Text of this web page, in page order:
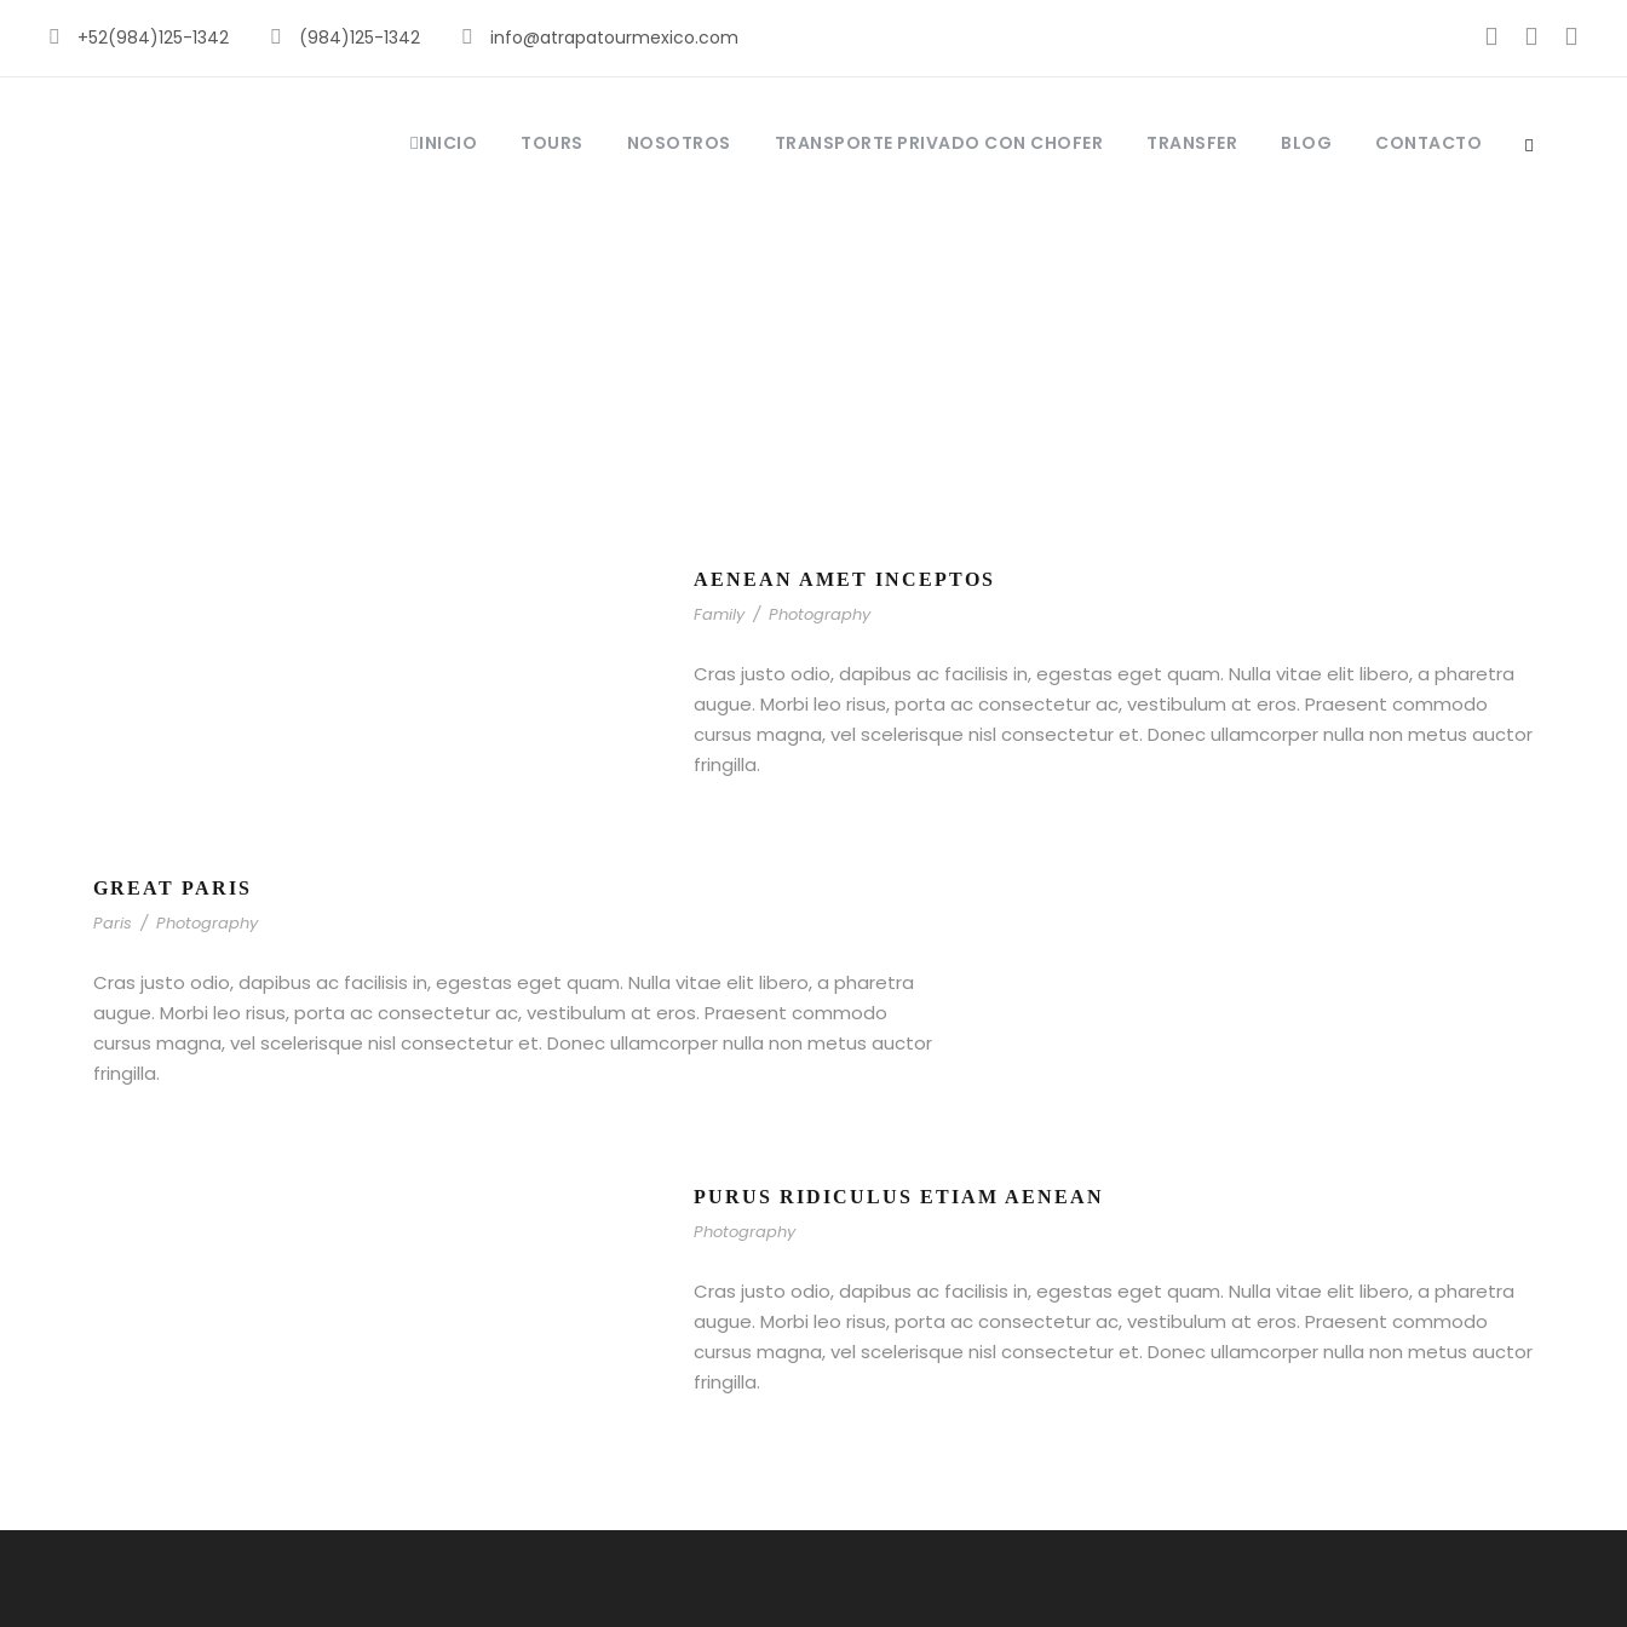
+52(984)125-1342 (984)125-1342 info@atrapatourmexico.com
INICIO TOURS NOSOTROS TRANSPORTE PRIVADO CON CHOFER TRANSFER BLOG CONTACTO
AENEAN AMET INCEPTOS
Family / Photography
Cras justo odio, dapibus ac facilisis in, egestas eget quam. Nulla vitae elit libero, a pharetra
augue. Morbi leo risus, porta ac consectetur ac, vestibulum at eros. Praesent commodo
cursus magna, vel scelerisque nisl consectetur et. Donec ullamcorper nulla non metus auctor
fringilla.
GREAT PARIS
Paris / Photography
Cras justo odio, dapibus ac facilisis in, egestas eget quam. Nulla vitae elit libero, a pharetra
augue. Morbi leo risus, porta ac consectetur ac, vestibulum at eros. Praesent commodo
cursus magna, vel scelerisque nisl consectetur et. Donec ullamcorper nulla non metus auctor
fringilla.
PURUS RIDICULUS ETIAM AENEAN
Photography
Cras justo odio, dapibus ac facilisis in, egestas eget quam. Nulla vitae elit libero, a pharetra
augue. Morbi leo risus, porta ac consectetur ac, vestibulum at eros. Praesent commodo
cursus magna, vel scelerisque nisl consectetur et. Donec ullamcorper nulla non metus auctor
fringilla.